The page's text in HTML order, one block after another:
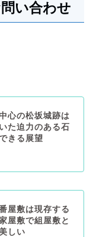
い合わせ
心の松坂城跡は
た迫力のある石
きる展望
屋敷は現存する
屋敷で組屋敷と
しい